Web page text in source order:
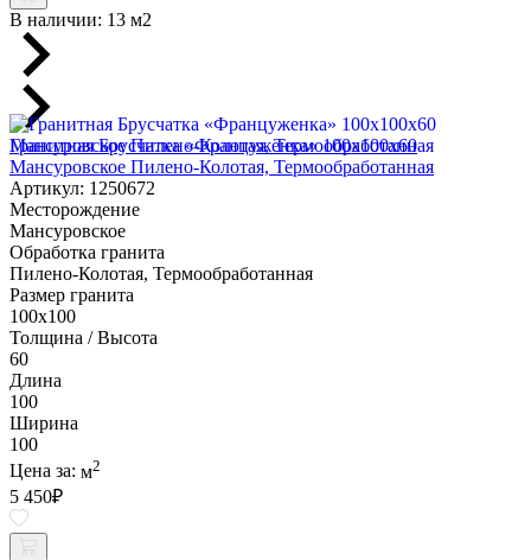
В наличии: 13 м2
Гранитная Брусчатка «Француженка» 100х100x60
Мансуровское Пилено-Колотая, Термообработанная
Артикул: 1250672
Месторождение
Мансуровское
Обработка гранита
Пилено-Колотая, Термообработанная
Размер гранита
100х100
Толщина / Высота
60
Длина
100
Ширина
100
Цена за: м2
5 450₽